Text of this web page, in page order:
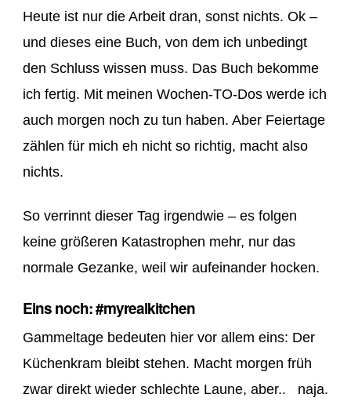
Heute ist nur die Arbeit dran, sonst nichts. Ok –
und dieses eine Buch, von dem ich unbedingt
den Schluss wissen muss. Das Buch bekomme
ich fertig. Mit meinen Wochen-TO-Dos werde ich
auch morgen noch zu tun haben. Aber Feiertage
zählen für mich eh nicht so richtig, macht also
nichts.
So verrinnt dieser Tag irgendwie – es folgen
keine größeren Katastrophen mehr, nur das
normale Gezanke, weil wir aufeinander hocken.
Eins noch: #myrealkitchen
Gammeltage bedeuten hier vor allem eins: Der
Küchenkram bleibt stehen. Macht morgen früh
zwar direkt wieder schlechte Laune, aber.. naja.